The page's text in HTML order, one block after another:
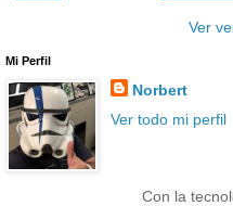
Ver
Mi Perfil
Norbert
Ver todo mi perfil
Con la